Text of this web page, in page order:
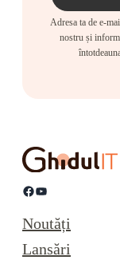
Adresa ta de e-
nostru și
Facebook YouTube
Noutăți
Lansări